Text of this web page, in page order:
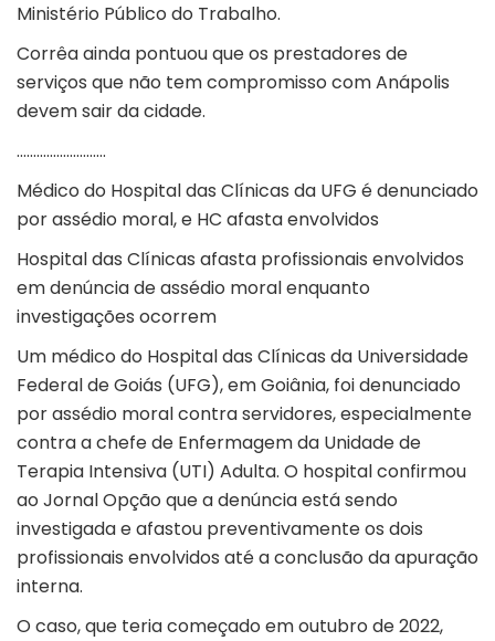
Ministério Público do Trabalho.
Corrêa ainda pontuou que os prestadores de
serviços que não tem compromisso com Anápolis
devem sair da cidade.
………………………
Médico do Hospital das Clínicas da UFG é denunciado
por assédio moral, e HC afasta envolvidos
Hospital das Clínicas afasta profissionais envolvidos
em denúncia de assédio moral enquanto
investigações ocorrem
Um médico do Hospital das Clínicas da Universidade
Federal de Goiás (UFG), em Goiânia, foi denunciado
por assédio moral contra servidores, especialmente
contra a chefe de Enfermagem da Unidade de
Terapia Intensiva (UTI) Adulta. O hospital confirmou
ao Jornal Opção que a denúncia está sendo
investigada e afastou preventivamente os dois
profissionais envolvidos até a conclusão da apuração
interna.
O caso, que teria começado em outubro de 2022,